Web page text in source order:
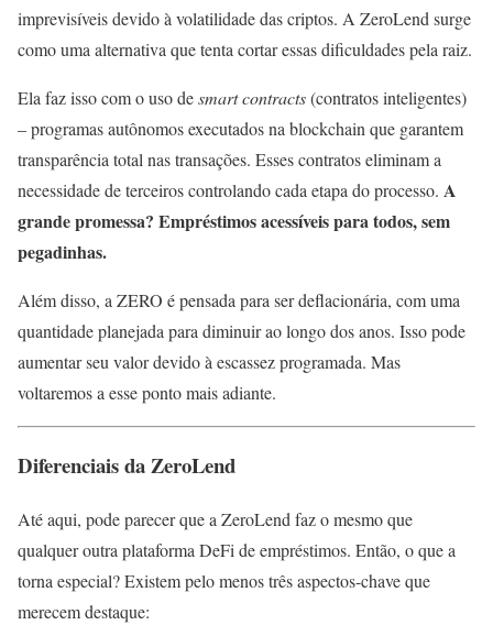
imprevisíveis devido à volatilidade das criptos. A ZeroLend surge
como uma alternativa que tenta cortar essas dificuldades pela raiz.
Ela faz isso com o uso desmart contracts(contratos inteligentes)
– programas autônomos executados na blockchain que garantem
transparência total nas transações. Esses contratos eliminam a
necessidade de terceiros controlando cada etapa do processo. A
grande promessa? Empréstimos acessíveis para todos, sem
pegadinhas.
Além disso, a ZERO é pensada para ser deflacionária, com uma
quantidade planejada para diminuir ao longo dos anos. Isso pode
aumentar seu valor devido à escassez programada. Mas
voltaremos a esse ponto mais adiante.
Diferenciais da ZeroLend
Até aqui, pode parecer que a ZeroLend faz o mesmo que
qualquer outra plataforma DeFi de empréstimos. Então, o que a
torna especial? Existem pelo menos três aspectos-chave que
merecem destaque: